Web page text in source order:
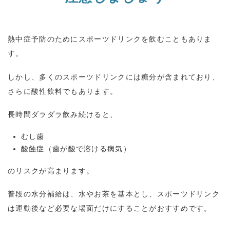
熱中症予防のためにスポーツドリンクを飲むこともありま
す。
しかし、多くのスポーツドリンクには糖分が含まれており、
さらに酸性飲料でもあります。
長時間ダラダラ飲み続けると、
むし歯
酸蝕症（歯が酸で溶ける病気）
のリスクが高まります。
普段の水分補給は、水やお茶を基本とし、スポーツドリンク
は運動後など必要な場面だけにすることがおすすめです。